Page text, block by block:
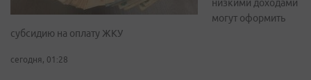
низкими доходами
могут оформить
субсидию на оплату ЖКУ
сегодня, 01:28